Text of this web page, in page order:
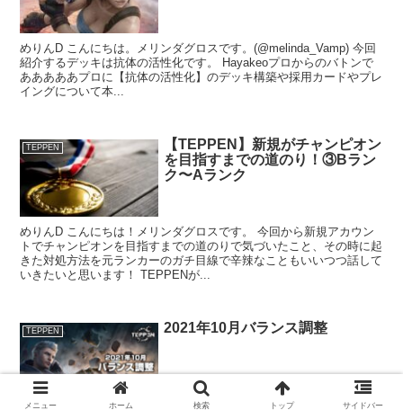
めりんD こんにちは。メリンダグロスです。(@melinda_Vamp) 今回
紹介するデッキは抗体の活性化です。 Hayakeoプロからのバトンで
あああああプロに【抗体の活性化】のデッキ構築や採用カードやプレ
イングについて本...
TEPPEN
【TEPPEN】新規がチャンピオン
を目指すまでの道のり！③Bラン
ク〜Aランク
めりんD こんにちは！メリンダグロスです。 今回から新規アカウン
トでチャンピオンを目指すまでの道のりで気づいたこと、その時に起
きた対処方法を元ランカーのガチ目線で辛辣なこともいいつつ話して
いきたいと思います！ TEPPENが...
TEPPEN 2021年10月バランス調整
メニュー ホーム 検索 トップ サイドバー